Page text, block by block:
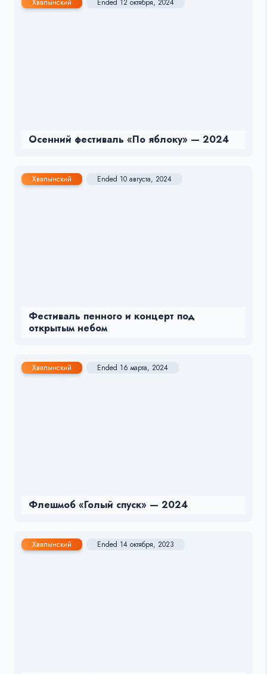
Хвалынский Ended 12 октября, 2024
Осенний фестиваль «По яблоку» — 2024
Хвалынский Ended 10 августа, 2024
Фестиваль пенного и концерт под
открытым небом
Хвалынский Ended 16 марта, 2024
Флешмоб «Голый спуск» — 2024
Хвалынский Ended 14 октября, 2023